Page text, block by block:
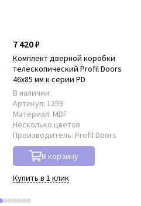
7 420 ₽
Комплект дверной коробки
телескопический Profil Doors
46x85 мм к серии PD
В наличии
Артикул: 1259
Материал: MDF
Несколько цветов
Производитель: Profil Doors
В корзину
Купить в 1 клик